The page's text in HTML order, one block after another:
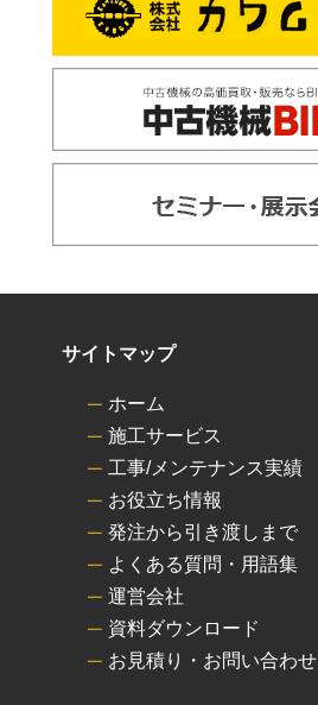
サイトマップ
ホーム
施工サービス
工事/メンテナンス実績
お役立ち情報
発注から引き渡しまで
よくある質問・用語集
運営会社
資料ダウンロード
お見積り・お問い合わせ